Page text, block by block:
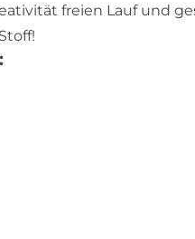
freien Lauf und